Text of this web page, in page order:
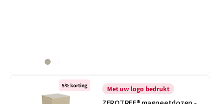
Bruingrijs
5% korting Met uw logo bedrukt